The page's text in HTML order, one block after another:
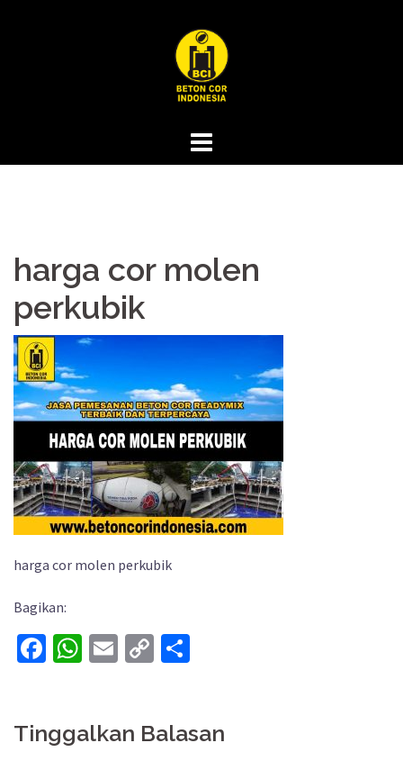
harga cor molen
perkubik
harga cor molen perkubik
Bagikan:
Facebook
WhatsApp
Email
Copy
Tinggalkan Balasan